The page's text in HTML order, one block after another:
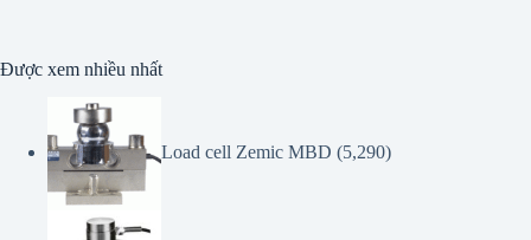
Được xem nhiều nhất
Load cell Zemic MBD (5,290)